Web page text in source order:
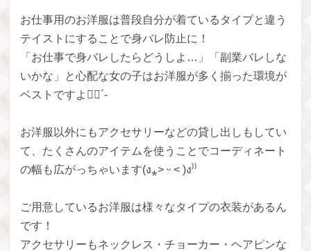
お仕事用のお洋服は普段自分が着ているタイプと違う
テイストにすることで身バレ防止に！
「お仕事で身バレしたらどうしよ…」「副業バレしな
いかな」と心配な女の子はお洋服が多く揃った環境が
ベストですよ👍🏻´-
お洋服以外にもアクセサリーなどの貸し出しもしてい
て、たくさんのアイテムを使うことでコーディネート
の幅も広がっちゃいます(ง⁎˃ ᵕ ˂ )ง⁾⁾
ご用意しているお洋服は様々なタイプの衣装があるん
です！
アクセサリーもネックレス・チョーカー・ヘアピンな